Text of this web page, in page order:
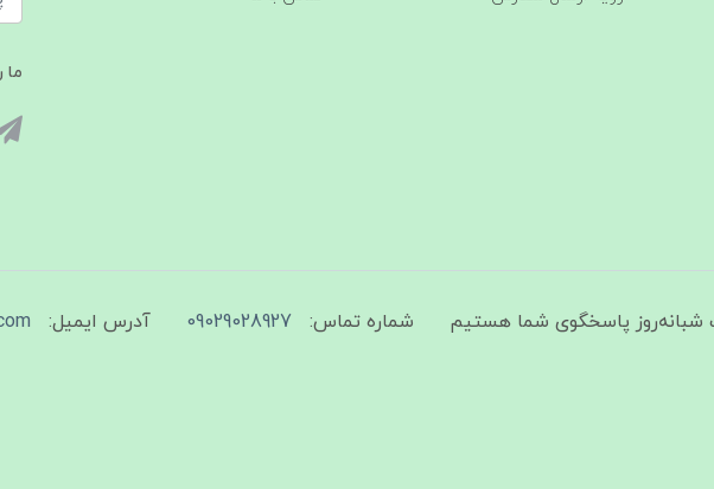
ما
شماره تماس: 09029028927 آدرس ایمیل: